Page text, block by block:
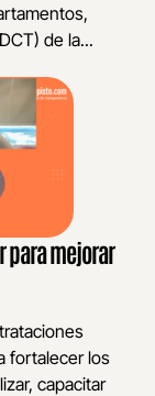
de la...
para mejorar
fortalecer los
capacitar